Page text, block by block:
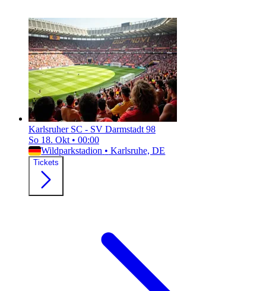
Karlsruher SC - SV Darmstadt 98
So 18. Okt • 00:00
Wildparkstadion • Karlsruhe, DE
Tickets